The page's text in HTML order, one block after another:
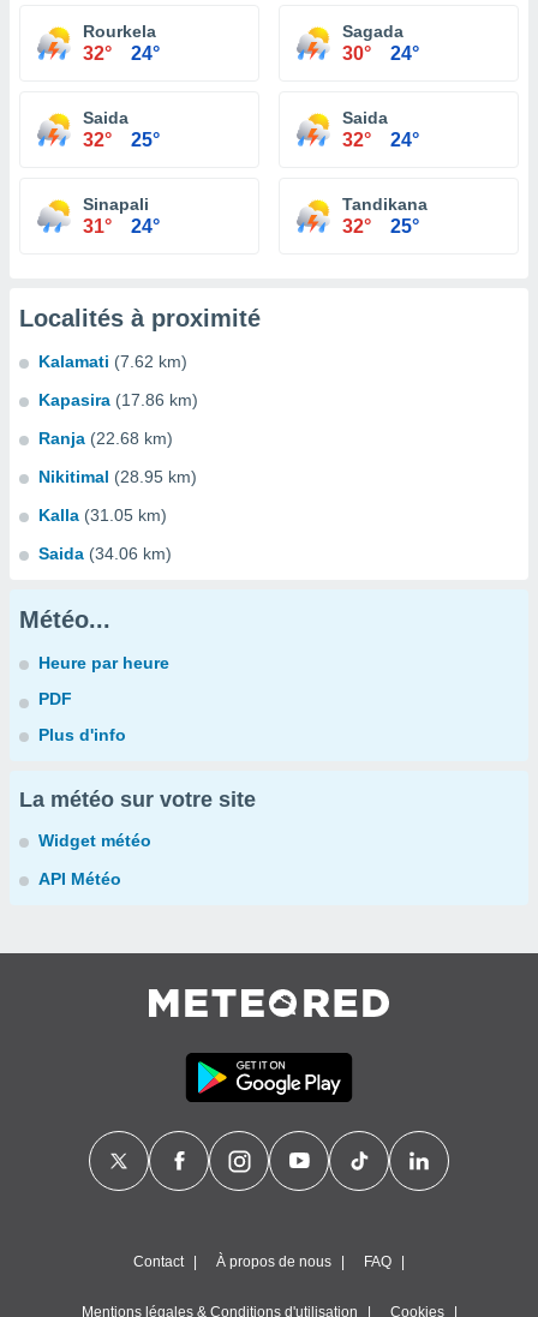
Rourkela
32° 24°
Sagada
30° 24°
Saida
32° 25°
Saida
32° 24°
Sinapali
31° 24°
Tandikana
32° 25°
Localités à proximité
Kalamati (7.62 km)
Kapasira (17.86 km)
Ranja (22.68 km)
Nikitimal (28.95 km)
Kalla (31.05 km)
Saida (34.06 km)
Météo...
Heure par heure
PDF
Plus d'info
La météo sur votre site
Widget météo
API Météo
Contact À propos de nous FAQ
Mentions légales & Conditions d'utilisation Cookies